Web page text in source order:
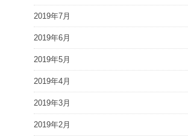
2019年7月
2019年6月
2019年5月
2019年4月
2019年3月
2019年2月